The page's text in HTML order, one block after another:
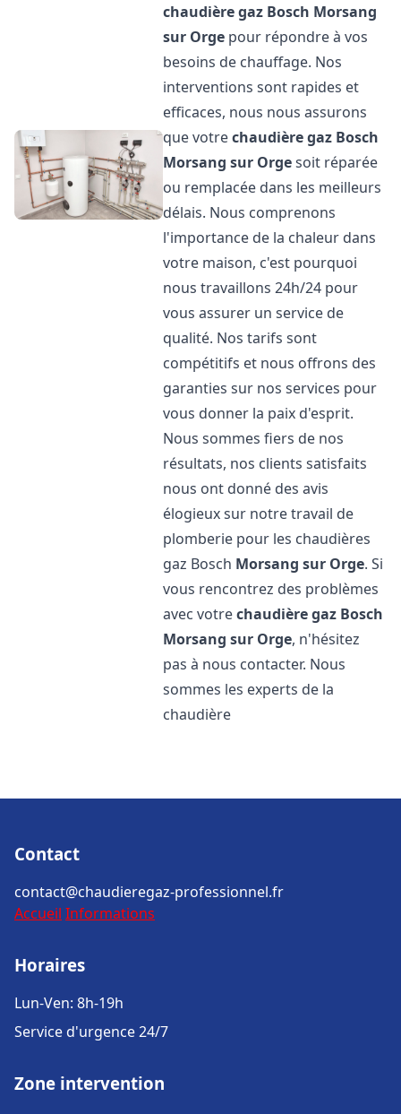
chaudière gaz Bosch Morsang
sur Orge pour répondre à vos
besoins de chauffage. Nos
interventions sont rapides et
efficaces, nous nous assurons
que votrechaudière gaz Bosch
Morsang sur Orgesoit réparée
ou remplacée dans les meilleurs
délais. Nous comprenons
l'importance de la chaleur dans
votre maison, c'est pourquoi
nous travaillons 24h/24 pour
vous assurer un service de
qualité. Nos tarifs sont
compétitifs et nous offrons des
garanties sur nos services pour
vous donner la paix d'esprit.
Nous sommes fiers de nos
résultats, nos clients satisfaits
nous ont donné des avis
élogieux sur notre travail de
plomberie pour les chaudières
gaz Bosch Morsang sur Orge. Si
vous rencontrez des problèmes
avec votrechaudière gaz Bosch
Morsang sur Orge, n'hésitez
pas à nous contacter. Nous
sommes les experts de la
chaudière
Contact
contact@chaudieregaz-professionnel.fr
Accueil Informations
Horaires
Lun-Ven: 8h-19h
Service d'urgence 24/7
Zone intervention